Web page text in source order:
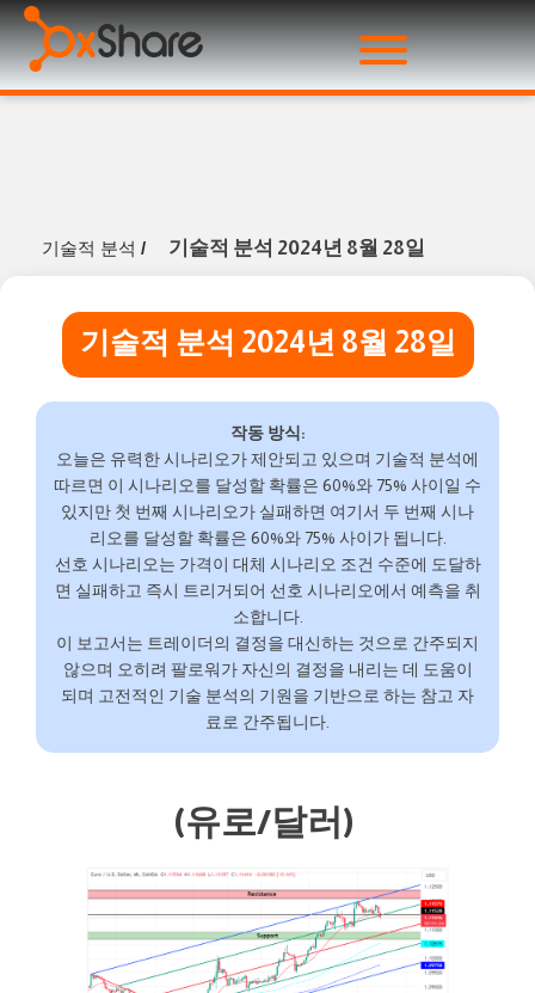
기술적 분석 / 기술적 분석 2024년 8월 28일
기술적 분석 2024년 8월 28일
작동 방식:
오늘은 유력한 시나리오가 제안되고 있으며 기술적 분석에
따르면 이 시나리오를 달성할 확률은 60%와 75% 사이일 수
있지만 첫 번째 시나리오가 실패하면 여기서 두 번째 시나
리오를 달성할 확률은 60%와 75% 사이가 됩니다.
선호 시나리오는 가격이 대체 시나리오 조건 수준에 도달하
면 실패하고 즉시 트리거되어 선호 시나리오에서 예측을 취
소합니다.
이 보고서는 트레이더의 결정을 대신하는 것으로 간주되지
않으며 오히려 팔로워가 자신의 결정을 내리는 데 도움이
되며 고전적인 기술 분석의 기원을 기반으로 하는 참고 자
료로 간주됩니다.
(유로/달러)